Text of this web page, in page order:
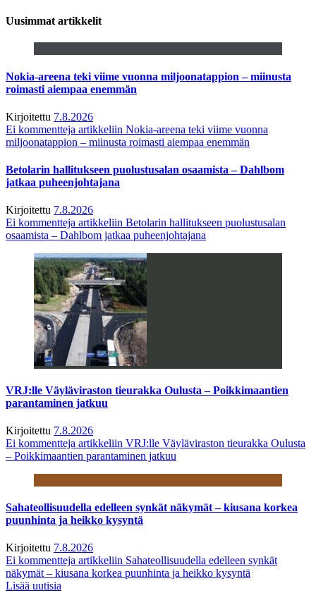
Uusimmat artikkelit
Nokia-areena teki viime vuonna miljoonatappion – miinusta
roimasti aiempaa enemmän
Kirjoitettu 7.8.2026
Ei kommentteja artikkeliin Nokia-areena teki viime vuonna
miljoonatappion – miinusta roimasti aiempaa enemmän
Betolarin hallitukseen puolustusalan osaamista – Dahlbom
jatkaa puheenjohtajana
Kirjoitettu 7.8.2026
Ei kommentteja artikkeliin Betolarin hallitukseen puolustusalan
osaamista – Dahlbom jatkaa puheenjohtajana
VRJ:lle Väyläviraston tieurakka Oulusta – Poikkimaantien
parantaminen jatkuu
Kirjoitettu 7.8.2026
Ei kommentteja artikkeliin VRJ:lle Väyläviraston tieurakka Oulusta
– Poikkimaantien parantaminen jatkuu
Sahateollisuudella edelleen synkät näkymät – kiusana korkea
puunhinta ja heikko kysyntä
Kirjoitettu 7.8.2026
Ei kommentteja artikkeliin Sahateollisuudella edelleen synkät
näkymät – kiusana korkea puunhinta ja heikko kysyntä
Lisää uutisia